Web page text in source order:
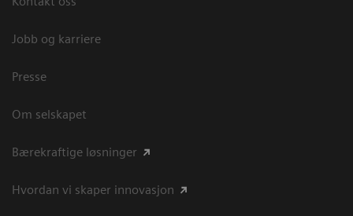
Jobb og karriere
Presse
Om selskapet
Bærekraftige løsninger
Hvordan vi skaper innovasjon